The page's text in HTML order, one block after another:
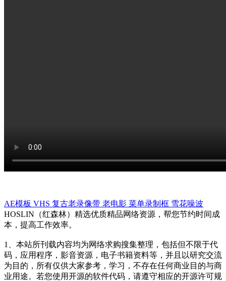
AE模板 VHS 复古老录像带 老电影 菜单录制框 雪花噪波
HOSLIN（红森林）精选优质精品网络资源，帮您节约时间成
本，提高工作效率。
1、本站所刊载内容均为网络求购搜集整理，包括但不限于代
码，应用程序，影音资源，电子书籍资料等，并且以研究交流
为目的，所有仅供大家参考，学习，不存在任何商业目的与商
业用途。若您使用开源的软件代码，请遵守相应的开源许可规